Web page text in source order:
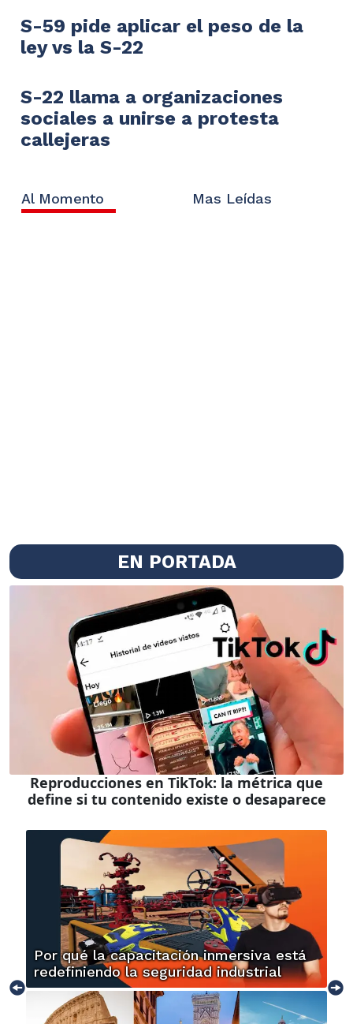
S-59 pide aplicar el peso de la
ley vs la S-22
S-22 llama a organizaciones
sociales a unirse a protesta
callejeras
Al Momento Mas Leídas
EN PORTADA
Reproducciones en TikTok: la métrica que
define si tu contenido existe o desaparece
Por qué la capacitación inmersiva está
redefiniendo la seguridad industrial